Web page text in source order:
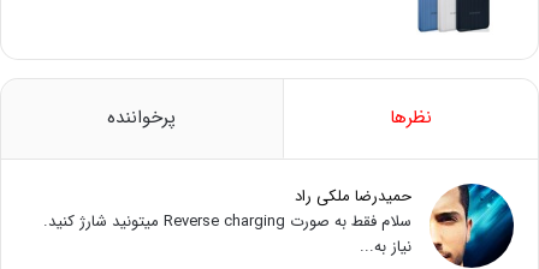
نظرها پرخواننده
حمیدرضا ملکی راد
سلام فقط به صورت Reverse charging میتونید شارژ کنید.
نیاز به...